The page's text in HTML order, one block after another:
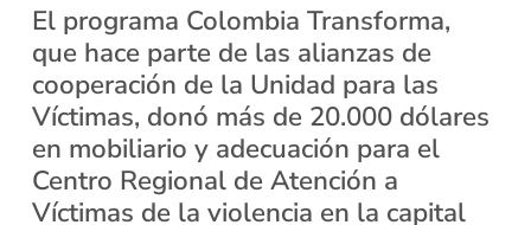
El programa Colombia Transforma,
que hace parte de las alianzas de
cooperación de la Unidad para las
Víctimas, donó más de 20.000 dólares
en mobiliario y adecuación para el
Centro Regional de Atención a
Víctimas de la violencia en la capital